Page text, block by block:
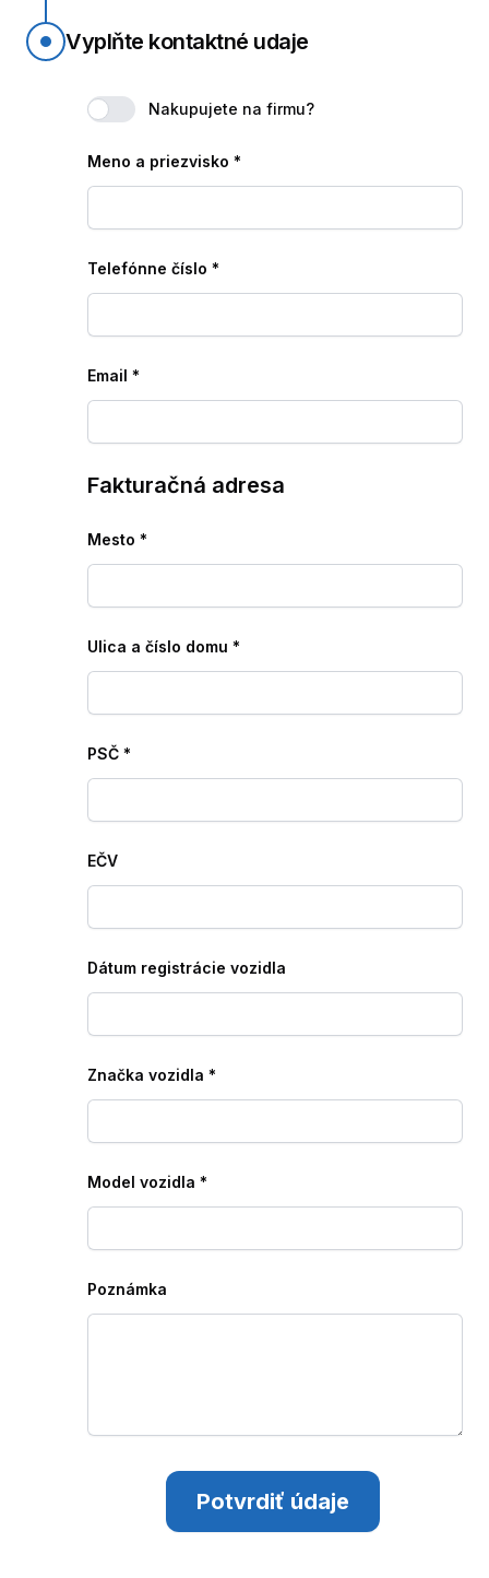
Vyplňte kontaktné udaje
Nakupujete na firmu?
Meno a priezvisko *
Telefónne číslo *
Email *
Fakturačná adresa
Mesto *
Ulica a číslo domu *
PSČ *
EČV
Dátum registrácie vozidla
Značka vozidla *
Model vozidla *
Poznámka
Potvrdiť údaje